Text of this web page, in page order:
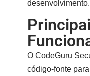
desenvolvimento.
O CodeGuru
código-fonte